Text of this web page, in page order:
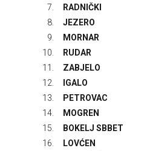
7.
RADNIČKI
8.
JEZERO
9.
MORNAR
10.
RUDAR
11.
ZABJELO
12.
IGALO
13.
PETROVAC
14.
MOGREN
15.
BOKELJ SBBET
16.
LOVĆEN